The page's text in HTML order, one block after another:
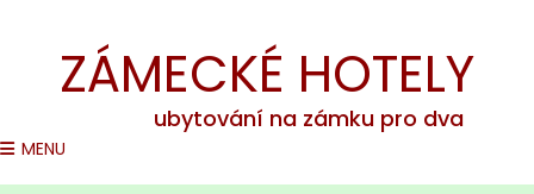
ZÁMECKÉ HOTELY
ubytování na zámku pro dva
MENU